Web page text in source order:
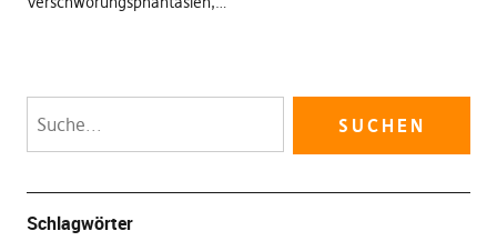
Schlagwörter